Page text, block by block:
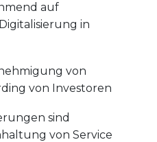
auf
in
von
von Investoren
sind
von Service